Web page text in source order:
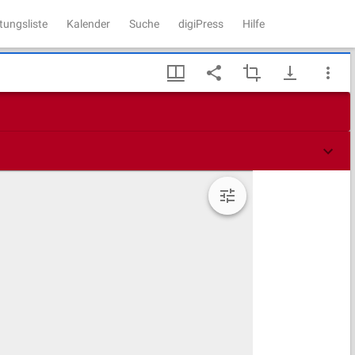
Kalender Suche digiPress Hilfe